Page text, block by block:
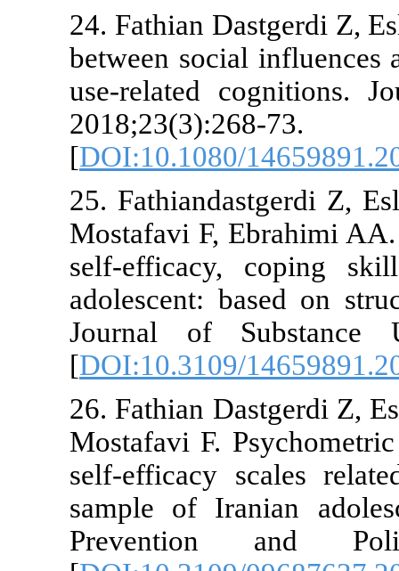
24. Fathian
between
use-related
[
25.
Mostafavi F,
self-
adolescent:
Journal of
[
26. Fathian
Mostafavi F.
self-
sample of